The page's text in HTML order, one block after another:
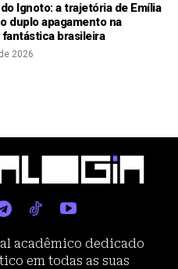
Ignoto: a trajetória de Emília
duplo apagamento na
brasileira
2026
acadêmico dedicado
em todas as suas